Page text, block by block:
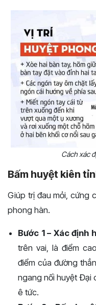
Cách xác
Bấm huyệt kiên
Giúp trị đau mỏi, cứng
phong hàn.
Bước 1 – Xác định
trên vai, là điểm
điểm của đường
ngang nối huyệt Đại
ê tức.